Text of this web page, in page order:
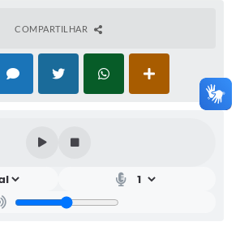
COMPARTILHAR